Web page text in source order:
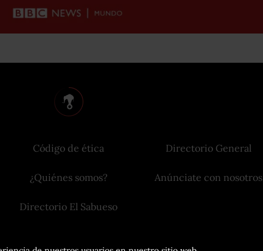
Código de ética
¿Quiénes somos?
Directorio El Sabueso
Directorio General
Anúnciate con nosotros